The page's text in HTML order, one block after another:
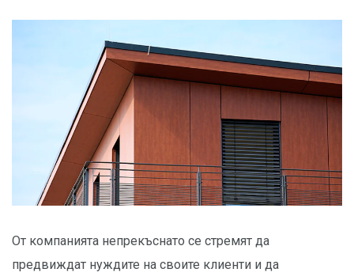
От компанията непрекъснато се стремят да
предвиждат нуждите на своите клиенти и да